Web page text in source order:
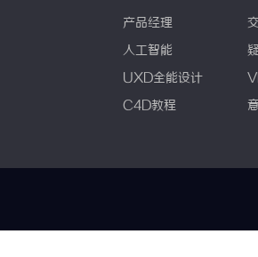
产品经理
人工智能
UXD全能设计
C4D教程